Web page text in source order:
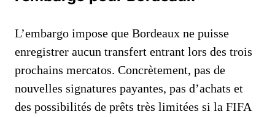
L’embargo impose que Bordeaux ne puisse
enregistrer aucun transfert entrant lors des trois
prochains mercatos. Concrètement, pas de
nouvelles signatures payantes, pas d’achats et
des possibilités de prêts très limitées si la FIFA